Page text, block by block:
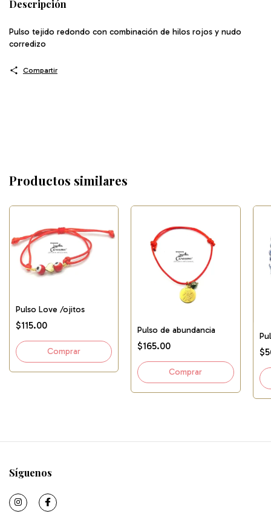
Descripción
Pulso tejido redondo con combinación de hilos rojos y nudo
corredizo
Compartir
Productos similares
Pulso Love /ojitos
$115.00 Pulso de abundancia
$165.00
Síguenos